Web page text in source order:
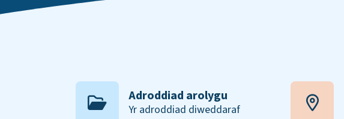
Adroddiad arolygu
Yr adroddiad diweddaraf